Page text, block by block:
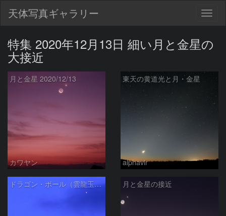
天体写真ギャラリー
特集 2020年12月13日 細い月と金星の
大接近
月と金星 2020/12/13
カワヤン
東天の黄道光と月・金星
alphavir
ドラゴン・ボール（雲龍玉図） 月と金星の接近